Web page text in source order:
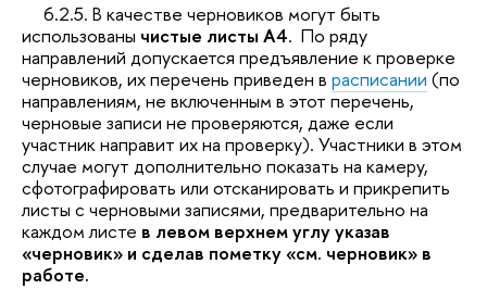
6.2.5. В качестве черновиков могут быть
использованы чистые листы А4. По ряду
направлений допускается предъявление к проверке
черновиков, их перечень приведен в расписании (по
направлениям, не включенным в этот перечень,
черновые записи не проверяются, даже если
участник направит их на проверку). Участники в этом
случае могут дополнительно показать на камеру,
сфотографировать или отсканировать и прикрепить
листы с черновыми записями, предварительно на
каждом листе в левом верхнем углу указав
«черновик» и сделав пометку «см. черновик» в
работе.